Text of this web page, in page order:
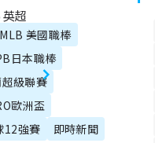
超
覽
MLB 美國職棒
日本職棒
級聯賽
歐洲盃
12強賽
即時新聞